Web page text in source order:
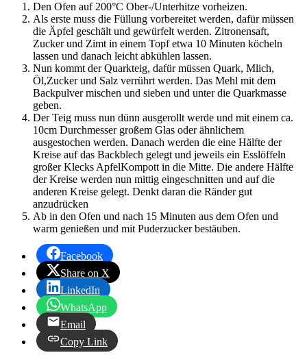
Den Ofen auf 200°C Ober-/Unterhitze vorheizen.
Als erste muss die Füllung vorbereitet werden, dafür müssen
die Äpfel geschält und gewürfelt werden. Zitronensaft,
Zucker und Zimt in einem Topf etwa 10 Minuten köcheln
lassen und danach leicht abkühlen lassen.
Nun kommt der Quarkteig, dafür müssen Quark, Mlich,
Öl,Zucker und Salz verrührt werden. Das Mehl mit dem
Backpulver mischen und sieben und unter die Quarkmasse
geben.
Der Teig muss nun dünn ausgerollt werde und mit einem ca.
10cm Durchmesser großem Glas oder ähnlichem
ausgestochen werden. Danach werden die eine Hälfte der
Kreise auf das Backblech gelegt und jeweils ein Esslöffeln
großer Klecks ApfelKompott in die Mitte. Die andere Hälfte
der Kreise werden nun mittig eingeschnitten und auf die
anderen Kreise gelegt. Denkt daran die Ränder gut
anzudrücken
Ab in den Ofen und nach 15 Minuten aus dem Ofen und
warm genießen und mit Puderzucker bestäuben.
Facebook
Share on X
LinkedIn
WhatsApp
Email
Copy Link